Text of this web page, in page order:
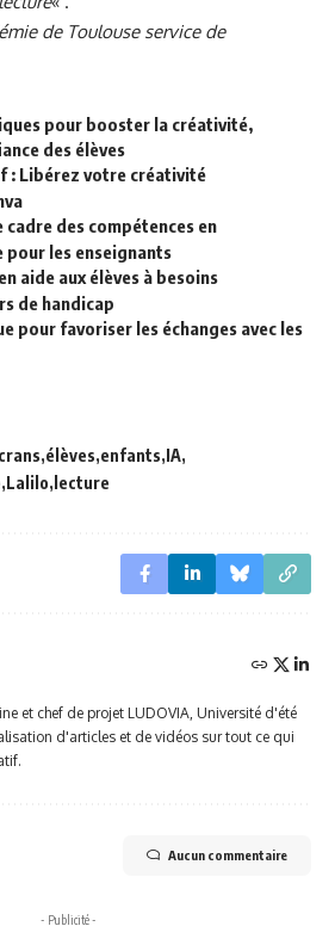
de Toulouse service de
pour booster la créativité,
des élèves
: Libérez votre créativité
cadre des compétences en
les enseignants
aide aux élèves à besoins
de handicap
pour favoriser les échanges avec les
élèves enfants IA
Lalilo lecture
et chef de projet LUDOVIA, Université d'été
d'articles et de vidéos sur tout ce qui
Aucun commentaire
- Publicité -